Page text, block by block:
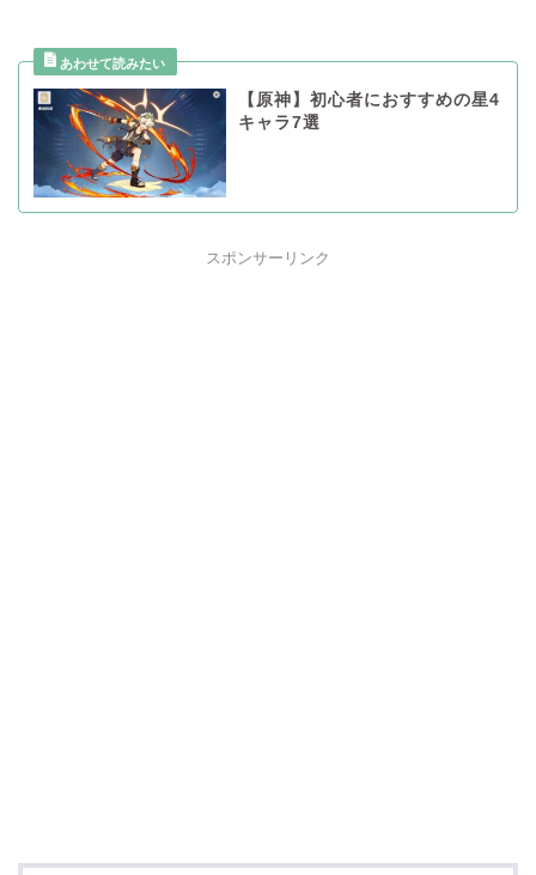
【原神】初心者におすすめの星4
キャラ7選
スポンサーリンク